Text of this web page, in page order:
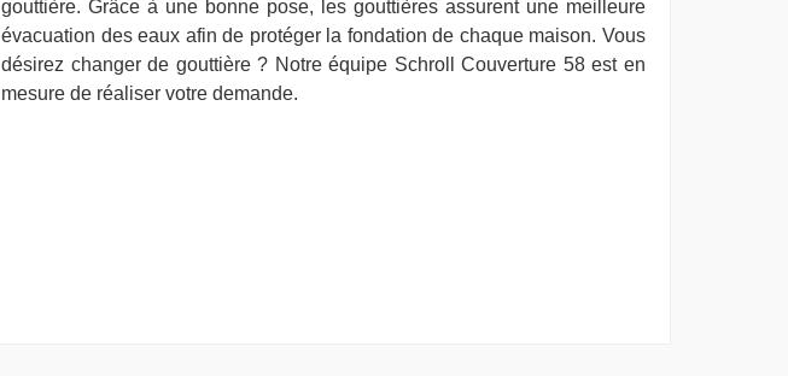
gouttière. Grâce à une bonne pose, les gouttières assurent une meilleure
évacuation des eaux afin de protéger la fondation de chaque maison. Vous
désirez changer de gouttière ? Notre équipe Schroll Couverture 58 est en
mesure de réaliser votre demande.